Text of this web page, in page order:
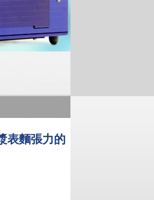
表麵張力的